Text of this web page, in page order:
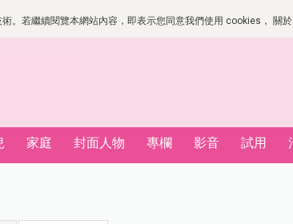
。若繼續閱覽本網站內容，即表示您同意我們使用 cookies， 關
家庭 封面人物 專欄 影音 試用